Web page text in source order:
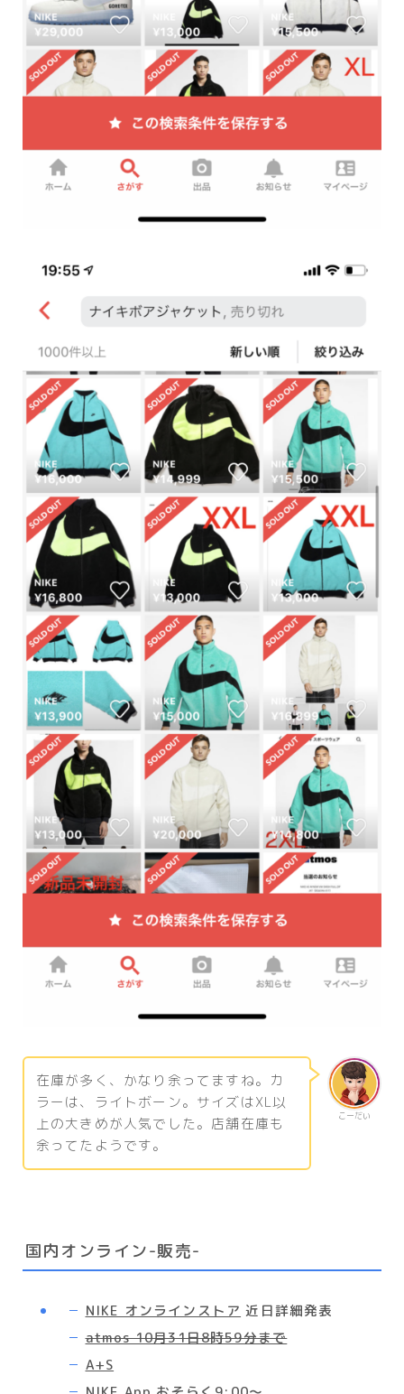
こーだい
在庫が多く、かなり余ってますね。カ
ラーは、ライトボーン。サイズはXL以
上の大きめが人気でした。店舗在庫も
余ってたようです。
国内オンライン-販売-
NIKE オンラインストア 近日詳細発表
atmos 10月31日8時59分まで
A+S